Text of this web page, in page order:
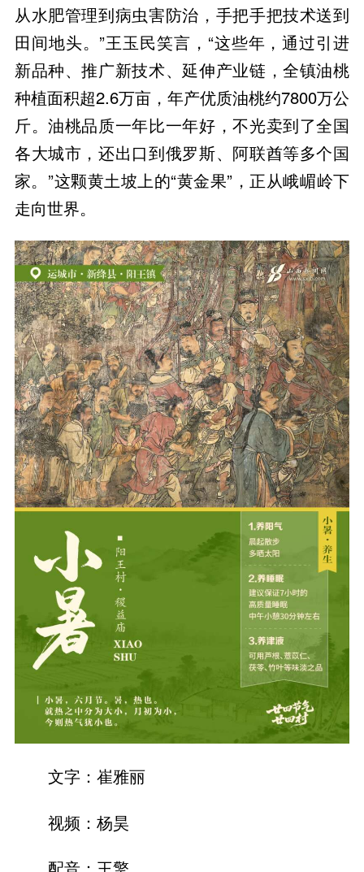
从水肥管理到病虫害防治，手把手把技术送到
田间地头。”王玉民笑言，“这些年，通过引进
新品种、推广新技术、延伸产业链，全镇油桃
种植面积超2.6万亩，年产优质油桃约7800万公
斤。油桃品质一年比一年好，不光卖到了全国
各大城市，还出口到俄罗斯、阿联酋等多个国
家。”这颗黄土坡上的“黄金果”，正从峨嵋岭下
走向世界。
文字：崔雅丽
视频：杨昊